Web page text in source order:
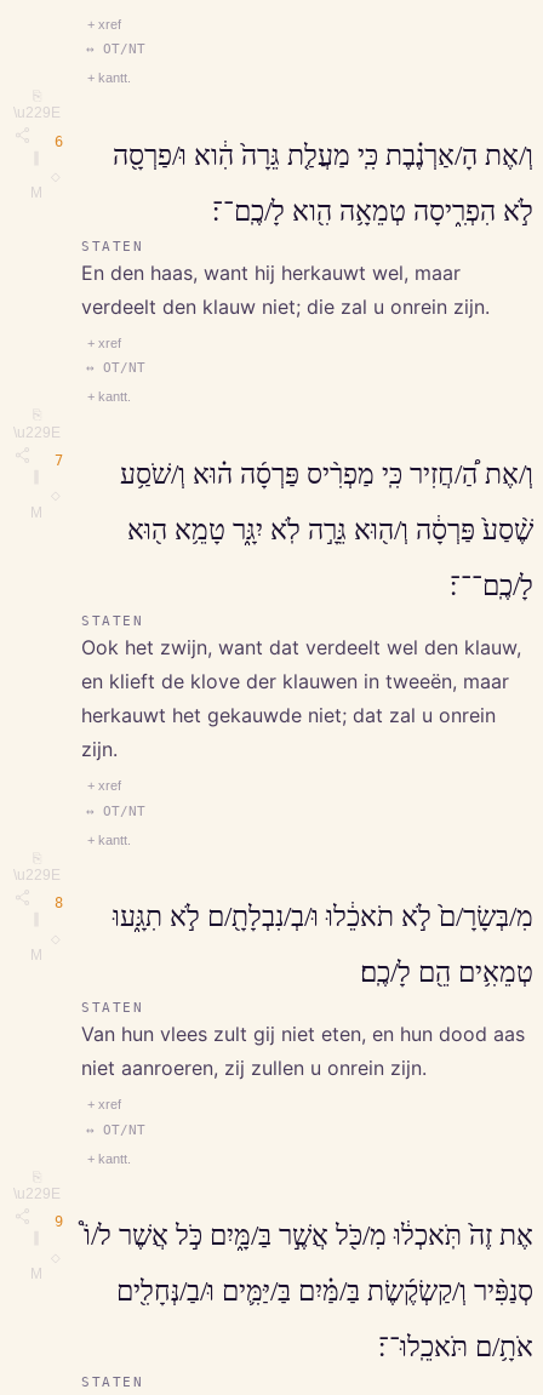
⎘
\u229E
M
+ xref
↔ OT/NT
+ kantt.
6
⎘
\u229E
M
וְ/אֶת הָ/אַרְנֶ֗בֶת כִּֽי מַעֲלַ֤ת גֵּרָה֙ הִ֔וא וּ/פַרְסָ֖ה
לֹ֣א הִפְרִ֑יסָה טְמֵאָ֥ה הִ֖וא לָ/כֶֽם־־׃
STATEN
En den haas, want hij herkauwt wel, maar
verdeelt den klauw niet; die zal u onrein zijn.
+ xref
↔ OT/NT
+ kantt.
7
⎘
\u229E
M
וְ/אֶת הַ֠/חֲזִיר כִּֽי מַפְרִ֨יס פַּרְסָ֜ה ה֗וּא וְ/שֹׁסַ֥ע
שֶׁ֨סַע֙ פַּרְסָ֔ה וְ/ה֖וּא גֵּרָ֣ה לֹֽא יִגָּ֑ר טָמֵ֥א ה֖וּא
לָ/כֶֽם־־־׃
STATEN
Ook het zwijn, want dat verdeelt wel den klauw,
en klieft de klove der klauwen in tweeën, maar
herkauwt het gekauwde niet; dat zal u onrein
zijn.
+ xref
↔ OT/NT
+ kantt.
8
⎘
\u229E
M
מִ/בְּשָׂרָ/ם֙ לֹ֣א תֹאכֵ֔לוּ וּ/בְ/נִבְלָתָ֖/ם לֹ֣א תִגָּ֑עוּ
טְמֵאִ֥ים הֵ֖ם לָ/כֶֽם׃
STATEN
Van hun vlees zult gij niet eten, en hun dood aas
niet aanroeren, zij zullen u onrein zijn.
+ xref
↔ OT/NT
+ kantt.
9
אֶת זֶה֙ תֹּֽאכְל֔וּ מִ/כֹּ֖ל אֲשֶׁ֣ר בַּ/מָּ֑יִם כֹּ֣ל אֲשֶׁר ל/וֹ֩
סְנַפִּ֨יר וְ/קַשְׂקֶ֜שֶׂת בַּ/מַּ֗יִם בַּ/יַּמִּ֛ים וּ/בַ/נְּחָלִ֖ים
אֹתָ֥/ם תֹּאכֵֽלוּ־־׃
STATEN